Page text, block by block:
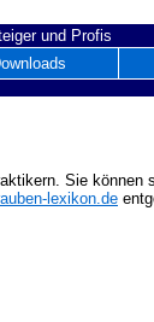
und Profis
Sie können
lexikon.de